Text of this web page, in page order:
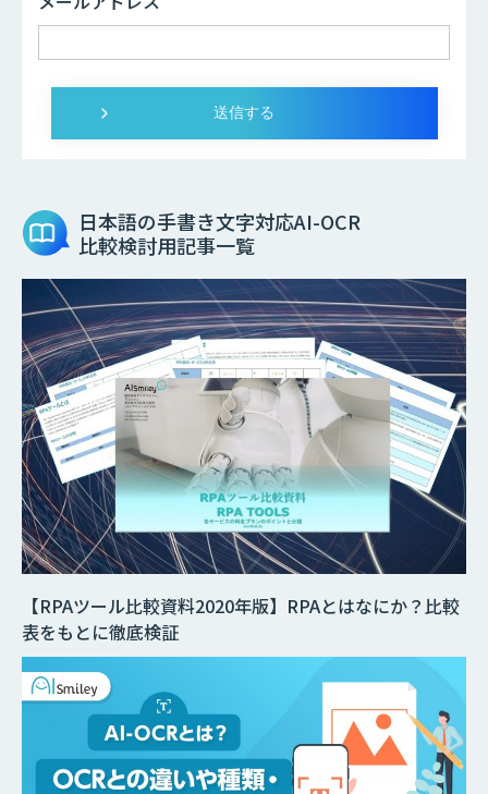
日本語の手書き文字対応AI-OCR
比較検討用記事一覧
【RPAツール比較資料2020年版】RPAとはなにか？比較
表をもとに徹底検証